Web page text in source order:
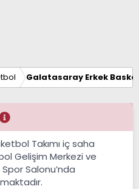
Galatasaray Erkek
Takımı iç saha
Gelişim Merkezi ve
Salonu’nda